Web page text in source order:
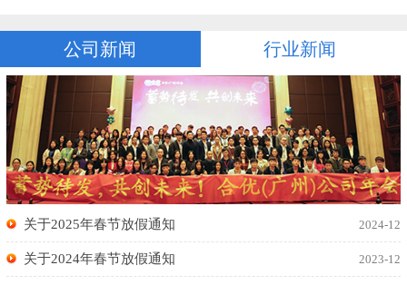
公司新闻 行业新闻
关于2025年春节放假通知 2024-12
关于2024年春节放假通知 2023-12